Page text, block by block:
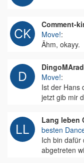
Comment-
Move!:
Ähm, okayy.
Move!:
Ist der Hans
jetzt gib mir
Lang leben
besten
Ich bin dafür
abgetreten